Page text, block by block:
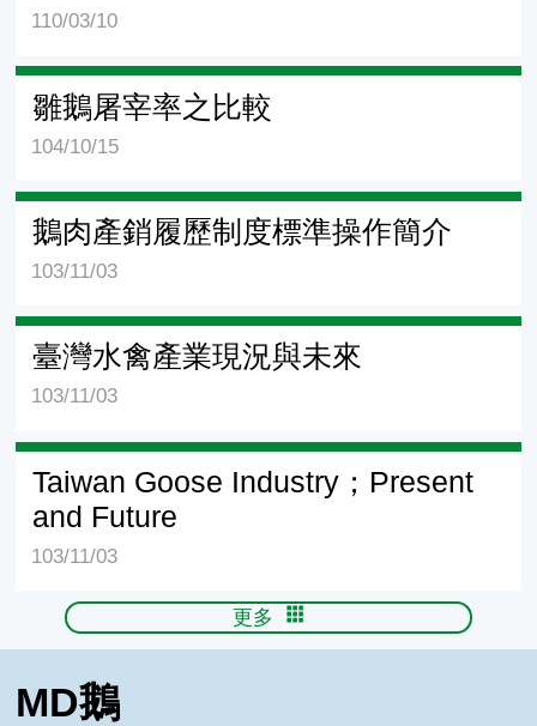
110/03/10
雛鵝屠宰率之比較
104/10/15
鵝肉產銷履歷制度標準操作簡介
103/11/03
臺灣水禽產業現況與未來
103/11/03
Taiwan Goose Industry；Present
and Future
103/11/03
更多
MD鵝